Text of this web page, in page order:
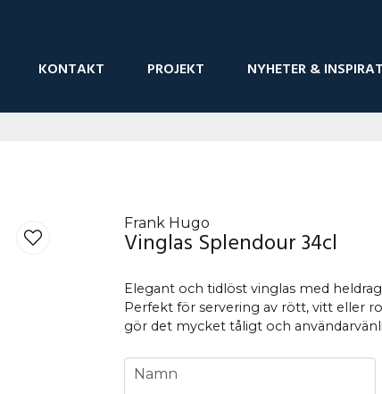
KONTAKT PROJEKT NYHETER &
Frank Hugo
Vinglas Splendour 34cl
Elegant och tidlöst vinglas med
Perfekt för servering av rött, vitt eller
gör det mycket tåligt och
name
Namn